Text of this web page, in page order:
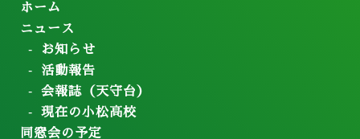
ホーム
ニュース
お知らせ
活動報告
会報誌（天守台）
現在の小松高校
同窓会の予定